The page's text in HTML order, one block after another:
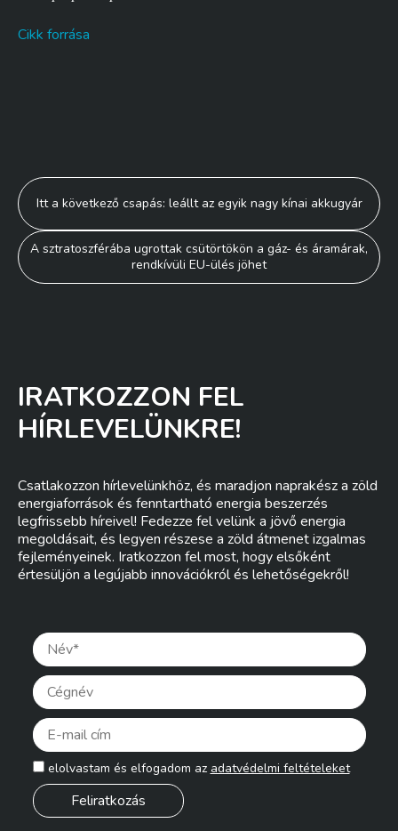
Cikk forrása
Bejegyzés
navigáció
Itt a következő csapás: leállt az egyik nagy kínai akkugyár
A sztratoszférába ugrottak csütörtökön a gáz- és áramárak,
rendkívüli EU-ülés jöhet
IRATKOZZON FEL
HÍRLEVELÜNKRE!
Csatlakozzon hírlevelünkhöz, és maradjon naprakész a zöld
energiaforrások és fenntartható energia beszerzés
legfrissebb híreivel! Fedezze fel velünk a jövő energia
megoldásait, és legyen részese a zöld átmenet izgalmas
fejleményeinek. Iratkozzon fel most, hogy elsőként
értesüljön a legújabb innovációkról és lehetőségekről!
elolvastam és elfogadom az adatvédelmi feltételeket